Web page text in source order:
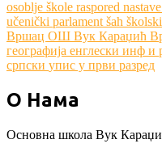
osoblje škole raspored nastave
učenički parlament šah
Вршац ОШ Вук Караџић
географија енглески инф и
српски упис у први разред
О Нама
Основна школа Вук